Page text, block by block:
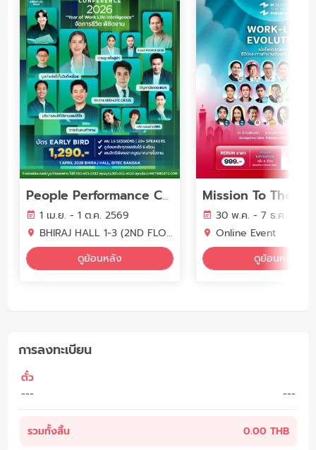
People Performance Conference (PPC2026) - YEAR OF WORK LIFE INTELLIGENCE
1 เม.ย. - 1 ต.ค. 2569
BHIRAJ HALL 1-3 (2ND FLOOR) BITEC BANGNA
ดูย้อนหลัง
30 พ.ค. - 7 ธ.ค. 2569
Online Event
ดูย้อนหลัง
การลงทะเบียน
ตั๋ว
---
---
รวมทั้งสิ้น 0.00 THB